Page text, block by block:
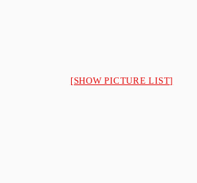
[SHOW PICTURE LIST]